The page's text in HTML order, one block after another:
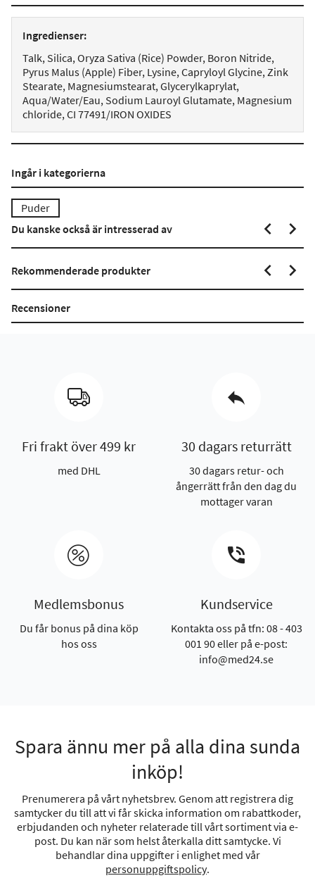
Ingredienser:
Talk, Silica, Oryza Sativa (Rice) Powder, Boron Nitride,
Pyrus Malus (Apple) Fiber, Lysine, Capryloyl Glycine, Zink
Stearate, Magnesiumstearat, Glycerylkaprylat,
Aqua/Water/Eau, Sodium Lauroyl Glutamate, Magnesium
chloride, CI 77491/IRON OXIDES
Ingår i kategorierna
Puder
Du kanske också är intresserad av
Rekommenderade produkter
Recensioner
Fri frakt över 499 kr
med DHL
30 dagars returrätt
30 dagars retur- och
ångerrätt från den dag du
mottager varan
Medlemsbonus
Du får bonus på dina köp
hos oss
Kundservice
Kontakta oss på tfn: 08 - 403
001 90 eller på e-post:
info@med24.se
Spara ännu mer på alla dina sunda
inköp!
Prenumerera på vårt nyhetsbrev. Genom att registrera dig
samtycker du till att vi får skicka information om rabattkoder,
erbjudanden och nyheter relaterade till vårt sortiment via e-
post. Du kan när som helst återkalla ditt samtycke. Vi
behandlar dina uppgifter i enlighet med vår
personuppgiftspolicy.